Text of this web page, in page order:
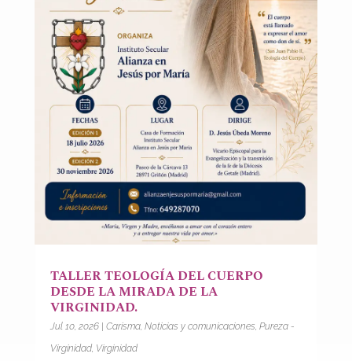
TALLER TEOLOGÍA DEL CUERPO
DESDE LA MIRADA DE LA
VIRGINIDAD.
Jul 10, 2026| Carisma, Noticias y comunicaciones, Pureza -
Virginidad, Virginidad